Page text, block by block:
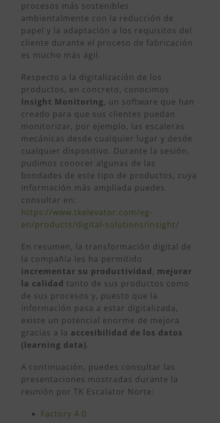
procesos más sostenibles
ambientalmente con la reducción de
papel y la adaptación a los requisitos del
cliente durante el proceso de fabricación
es mucho más ágil.
Respecto a la digitalización de los
productos, en concreto, conocimos
Insight Monitoring, un software que han
creado para que sus clientes puedan
monitorizar, por ejemplo, las escaleras
mecánicas desde cualquier lugar y desde
cualquier dispositivo. Durante la sesión,
pudimos conocer algunas de las
bondades de este tipo de productos, cuya
información más ampliada puedes
consultar en:
https://www.tkelevator.com/eg-
en/products/digital-solutions/insight/
En resumen, la transformación digital de
la compañía les ha permitido
incrementar su productividad, mejorar
la calidad tanto de sus productos como
de sus procesos y, puesto que la
información pasa a estar digitalizada,
existe un potencial enorme de mejora
gracias a la accesibilidad de los datos
(learning data).
A continuación, puedes consultar las
presentaciones mostradas durante la
reunión por TK Escalator Norte:
Factory 4.0